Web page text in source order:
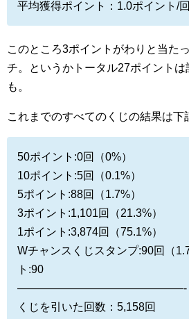
平均獲得ポイント：1.0ポイント/
このところ3ポイントがわりと当た
チ。というかトータル27ポイント
も。
これまでのすべてのくじの結果は下
50ポイント:0回（0%）
10ポイント:5回（0.1%）
5ポイント:88回（1.7%）
3ポイント:1,101回（21.3%）
1ポイント:3,874回（75.1%）
Wチャンスくじスタンプ:90回（
ト:90
———————————————-
くじを引いた回数：5,158回